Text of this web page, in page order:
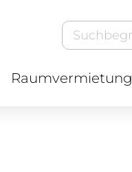
Raumvermietung